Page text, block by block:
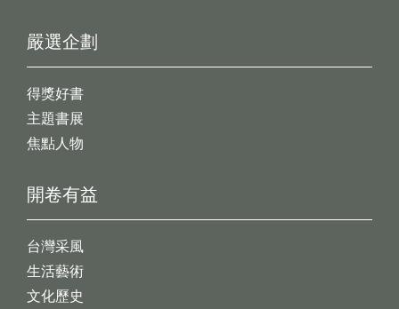
開卷有益
台灣采風
生活藝術
文化歷史
嚴選企劃
得獎好書
主題書展
焦點人物